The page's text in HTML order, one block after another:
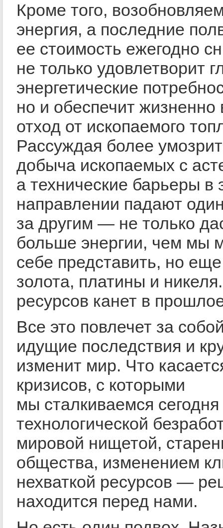
Кроме того,
энергия, а последние
ее стоимость ежегодно
не только удовлетворит
энергетические
но и обеспечит
отход от ископаемого
Рассуждая более
добыча ископаемых с
а технические барьеры в
направлении падают
за другим — не только
больше энергии, чем мы
себе представить, но
золота, платины и
ресурсов канет в
Все это повлечет за
идущие последствия и
изменит мир. Что
кризисов, с которыми
мы сталкиваемся
технологической
мировой нищетой,
общества, изменением
нехваткой ресурсов —
находится перед нами.